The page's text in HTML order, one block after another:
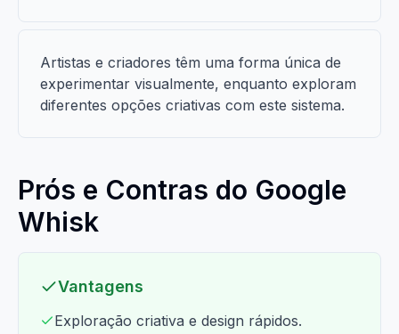
Artistas e criadores têm uma forma única de
experimentar visualmente, enquanto exploram
diferentes opções criativas com este sistema.
Prós e Contras do Google
Whisk
Vantagens
Exploração criativa e design rápidos.